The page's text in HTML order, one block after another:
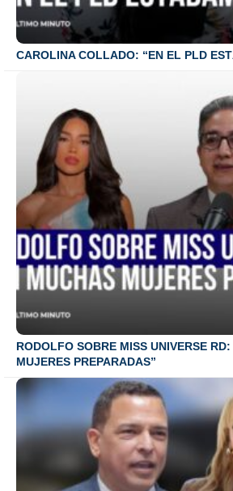
CAROLINA COLLADO: “EN EL PLD
RODOLFO SOBRE MISS UNIVERSE
MUJERES PREPARADAS”